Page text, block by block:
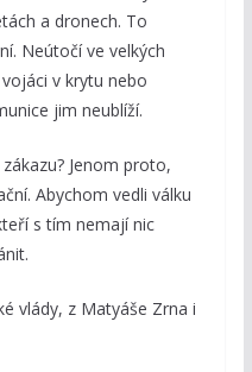
a dronech. To
Neútočí ve velkých
v krytu nebo
jim neublíží.
Jenom proto,
Abychom vedli válku
s tím nemají nic
vlády, z Matyáše Zrna i